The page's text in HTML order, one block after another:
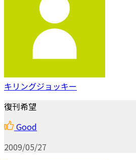
キリングジョッキー
復刊希望
Good
2009/05/27